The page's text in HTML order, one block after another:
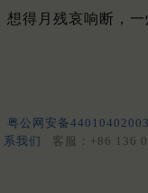
想得月残哀响断，一
粤公网安备
系我们
客服：+86 136